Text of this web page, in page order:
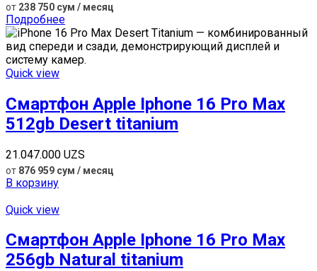
от 238 750 сум / месяц
Подробнее
Quick view
Смартфон Apple Iphone 16 Pro Max
512gb Desert titanium
21.047.000 UZS
от 876 959 сум / месяц
В корзину
Quick view
Смартфон Apple Iphone 16 Pro Max
256gb Natural titanium